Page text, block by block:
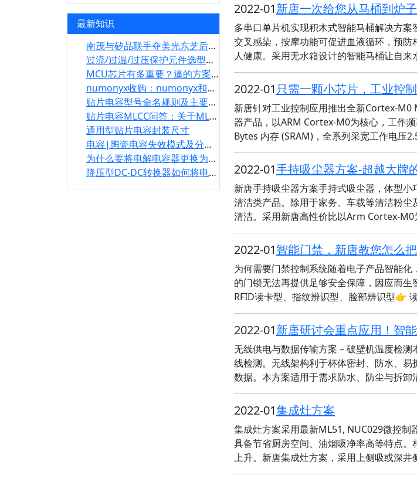
最新知识
南茂与矽品联手夺美光东芝后段封测肥单
过流/过温/过压保护元件选型指南及注意事项
MCU芯片有多重要？逼的方案商搞设计
numonyx收购：numonyx和micron关系
贴片电容型号命名规则及主要参数
贴片电容MLCC问答：关于MLCC的十大问题
通用型贴片电容封装尺寸
电容|陶瓷电容失效模式及分析手段
为什么要将电解电容器更换为MLCC呢？有哪些好处
降压型DC-DC转换器如何将电解电容更换为MLCC
2022-01新唐一次给您从马桶到炉
多串口单片机实现积木式智能马桶解决方
交叉感染，按摩功能可促进血液循环，预
人健康。采用无水箱设计的智能马桶让自
2022-01 只需一颗小芯片，工业控
新唐针对工业控制应用推出全新Cortex-M0
器产品，以ARM Cortex-M0为核心，工作
Bytes 内存 (SRAM)，全系列采宽工作电压
2022-01手持吸尘器方案-超越大牌
新唐手持吸尘器方案手持式吸尘器，体型
清洁类产品。除用于家务、车载等清洁粉
清洁。采用新唐高性价比以Arm Cortex-
2022-01智能门禁，新唐教您怎么把
为何需要门禁控制系统随着电子产品智能
的门锁无法再提供足够安全保障，因应而生
RFID读卡型、指纹辨识型、脸部辨识型👉
2022-01新唐研讨会重点应用！智
无线供电与数据传输方案 – 破壁机温度检
线检测。无线架构利于杯体密封、防水、
数据。本方案适用于需求防水、防尘与拆
2022-01集成灶方案
集成灶方案采用最新ML51, NUC029微控
具备节省厨房空间、油烟吸净率高等特点
上升。新唐集成灶方案，采用上侧吸或深